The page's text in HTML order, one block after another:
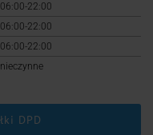
06:00-22:00
06:00-22:00
06:00-22:00
nieczynne
DPD